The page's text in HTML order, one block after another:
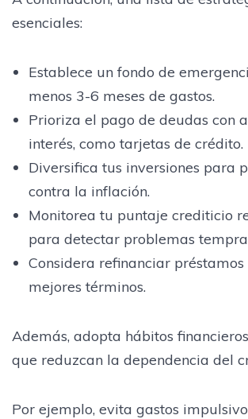
esenciales:
Establece un fondo de
menos 3-6 meses de gastos.
Prioriza el pago de deudas con
interés, como tarjetas de crédito.
Diversifica tus inversiones para
contra la inflación.
Monitorea tu puntaje crediticio
para detectar problemas
Considera refinanciar
mejores términos.
Además, adopta hábitos
que reduzcan la dependencia del
Por ejemplo, evita gastos